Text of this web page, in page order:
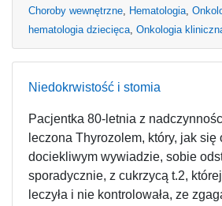
Choroby wewnętrzne, Hematologia,
hematologia dziecięca, Onkologia
Niedokrwistość i stomia
Pacjentka 80-letnia z
leczona Thyrozolem, który, jak się
dociekliwym wywiadzie, sobie
sporadycznie, z cukrzycą t.2,
leczyła i nie kontrolowała, ze